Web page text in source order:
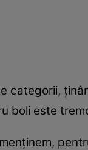
categorii,
boli este